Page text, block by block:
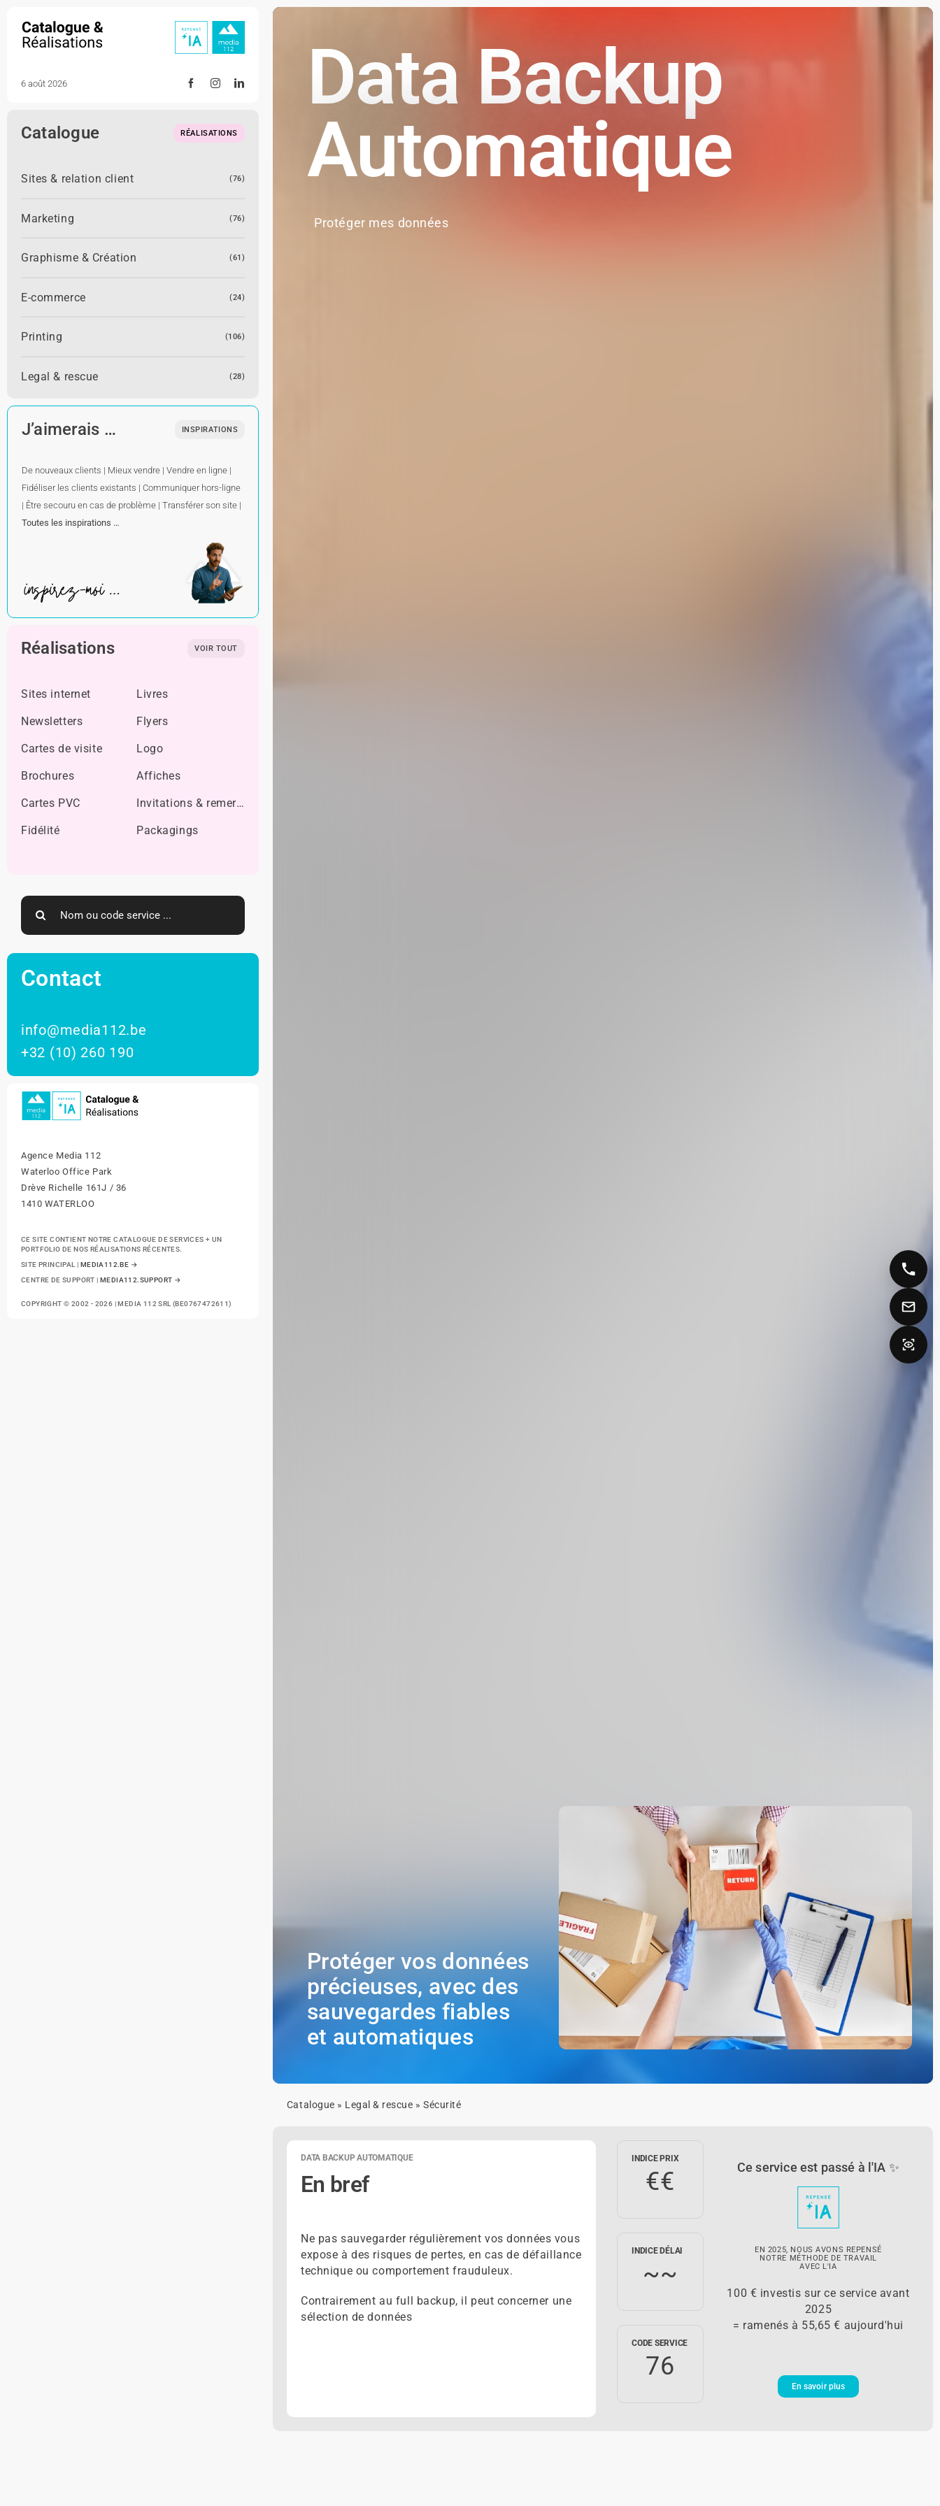
content
6 août 2026
Catalogue RÉALISATIONS
Sites & relation client (76)
Marketing (76)
Graphisme & Création (61)
E-commerce (24)
Printing (106)
Legal & rescue (28)
J’aimerais … INSPIRATIONS
De nouveaux clients | Mieux vendre | Vendre en ligne |
Fidéliser les clients existants | Communiquer hors-ligne
| Être secouru en cas de problème | Transférer son site |
Toutes les inspirations …
Réalisations VOIR TOUT
Sites internet Livres
Newsletters Flyers
Cartes de visite Logo
Brochures Affiches
Cartes PVC Invitations & remerciements
Fidélité Packagings
Search
for:
Contact
info@media112.be
+32 (10) 260 190
Agence Media 112
Waterloo Office Park
Drève Richelle 161J / 36
1410 WATERLOO
CE SITE CONTIENT NOTRE CATALOGUE DE SERVICES + UN
PORTFOLIO DE NOS RÉALISATIONS RÉCENTES.
SITE PRINCIPAL | MEDIA112.BE →
CENTRE DE SUPPORT |MEDIA112.SUPPORT →
COPYRIGHT © 2002 - 2026 | MEDIA 112 SRL (BE0767472611)
Data Backup
Automatique
Protéger mes données
Protéger vos données
précieuses, avec des
sauvegardes fiables
et automatiques
Catalogue » Legal & rescue »Sécurité
DATA BACKUP AUTOMATIQUE
En bref
Ne pas sauvegarder régulièrement vos données vous
expose à des risques de pertes, en cas de défaillance
technique ou comportement frauduleux.
Contrairement au full backup, il peut concerner une
sélection de données
INDICE PRIX
€€
INDICE DÉLAI
~~
CODE SERVICE
76
Ce service est passé à l'IA ✨
EN 2025, NOUS AVONS REPENSÉ
NOTRE MÉTHODE DE TRAVAIL
AVEC L'IA
100 € investis sur ce service avant
2025
= ramenés à 55,65 € aujourd'hui
En savoir plus